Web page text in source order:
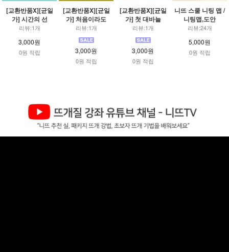
[교환반품X][균일
가] 시간의 선
리뷰:1개
3,000원
0원 적립
[교환반품X][균일
가] 처음이라도
리뷰:1개
3,000원
0원 적립
[교환반품X][균일
가] 첫 대바늘
리뷰:1개
3,000원
0원 적립
니뜨 스쿨 니팅 맵 /
니팅맵,도안
리뷰:24개
5,000원
0원 적립